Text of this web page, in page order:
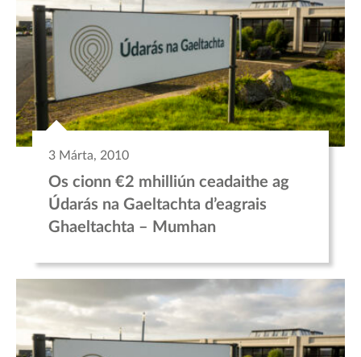
3 Márta, 2010
Os cionn €2 mhilliún ceadaithe ag
Údarás na Gaeltachta d’eagrais
Ghaeltachta – Mumhan